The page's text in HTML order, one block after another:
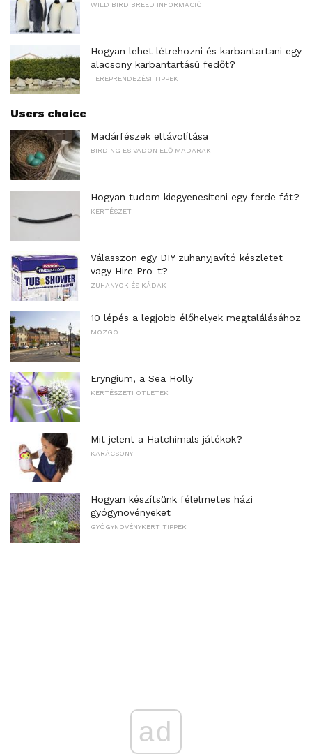
WILD BIRD BREED INFORMÁCIÓ
Hogyan lehet létrehozni és karbantartani egy
alacsony karbantartású fedőt?
TEREPRENDEZÉSI TIPPEK
Users choice
Madárfészek eltávolítása
BIRDING ÉS VADON ÉLŐ MADARAK
Hogyan tudom kiegyenesíteni egy ferde fát?
KERTÉSZET
Válasszon egy DIY zuhanyjavító készletet
vagy Hire Pro-t?
ZUHANYOK ÉS KÁDAK
10 lépés a legjobb élőhelyek megtalálásához
MOZGÓ
Eryngium, a Sea Holly
KERTÉSZETI ÖTLETEK
Mit jelent a Hatchimals játékok?
KARÁCSONY
Hogyan készítsünk félelmetes házi
gyógynövényeket
GYÓGYNÖVÉNYKERT TIPPEK
ad